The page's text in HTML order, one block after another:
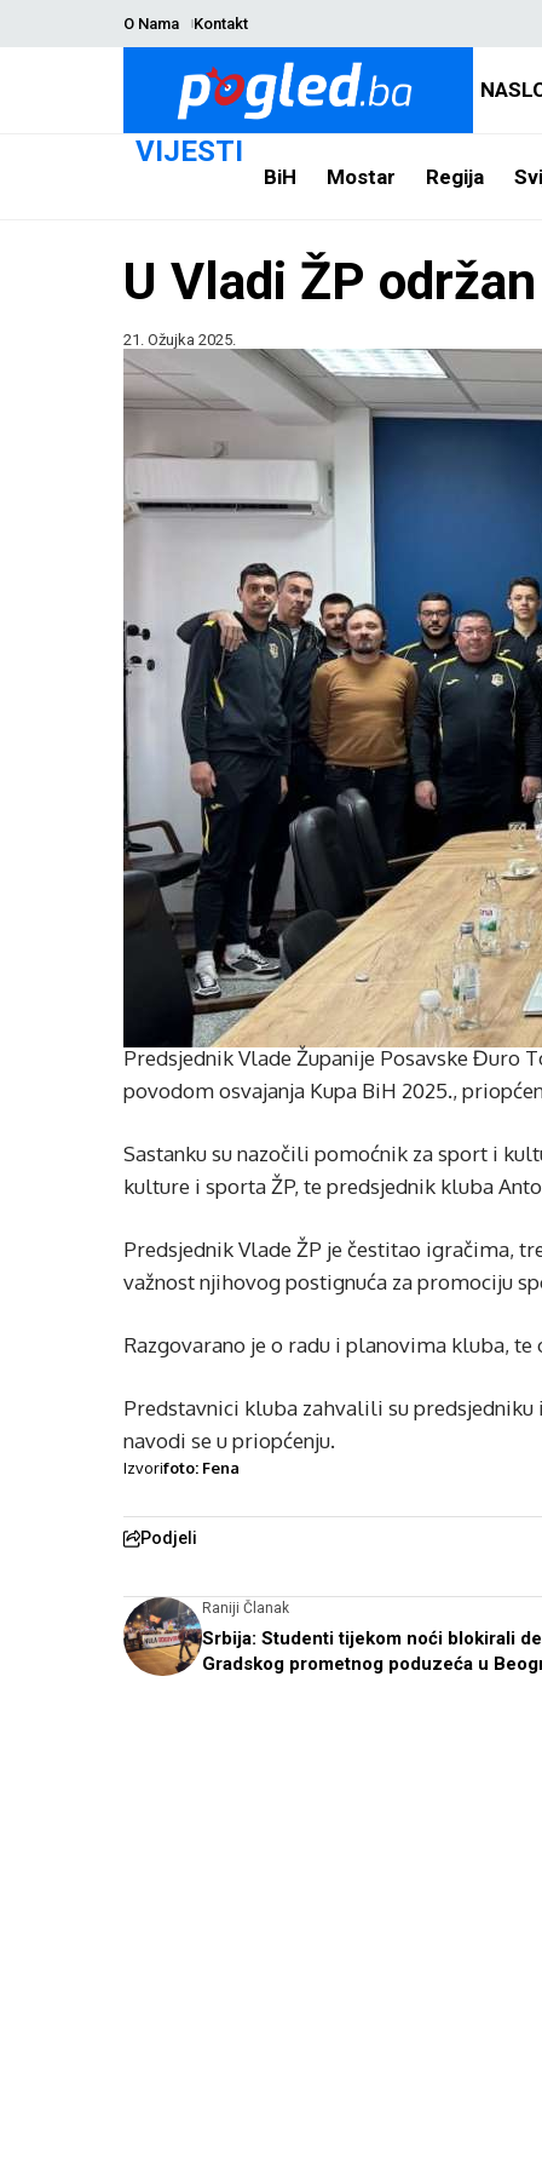
O Nama Kontakt
VIJESTI
BiH Mostar Regija
U Vladi ŽP
21. Ožujka 2025.
Predsjednik Vlade Županije Posavske Đuro
povodom osvajanja Kupa BiH 2025.,
Sastanku su nazočili pomoćnik za sport i
kulture i sporta ŽP, te predsjednik kluba
Predsjednik Vlade ŽP je čestitao igračima,
važnost njihovog postignuća za promociju
Razgovarano je o radu i planovima kluba,
Predstavnici kluba zahvalili su
navodi se u priopćenju.
Izvorifoto: Fena
Podjeli
Raniji Članak
Srbija: Studenti tijekom noći blokirali
Gradskog prometnog poduzeća u